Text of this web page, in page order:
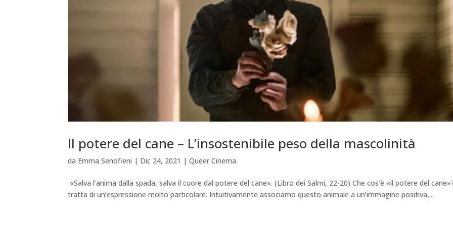
Il potere del cane – L’insostenibile peso della mascolinità
da Emma Senofieni | Dic 24, 2021 |Queer Cinema
«Salva l’anima dalla spada, salva il cuore dal potere del cane». (Libro dei Salmi, 22-20) Che cos’è «il potere del
tratta di un’espressione molto particolare. Intuitivamente associamo questo animale a un’immagine positiva,...